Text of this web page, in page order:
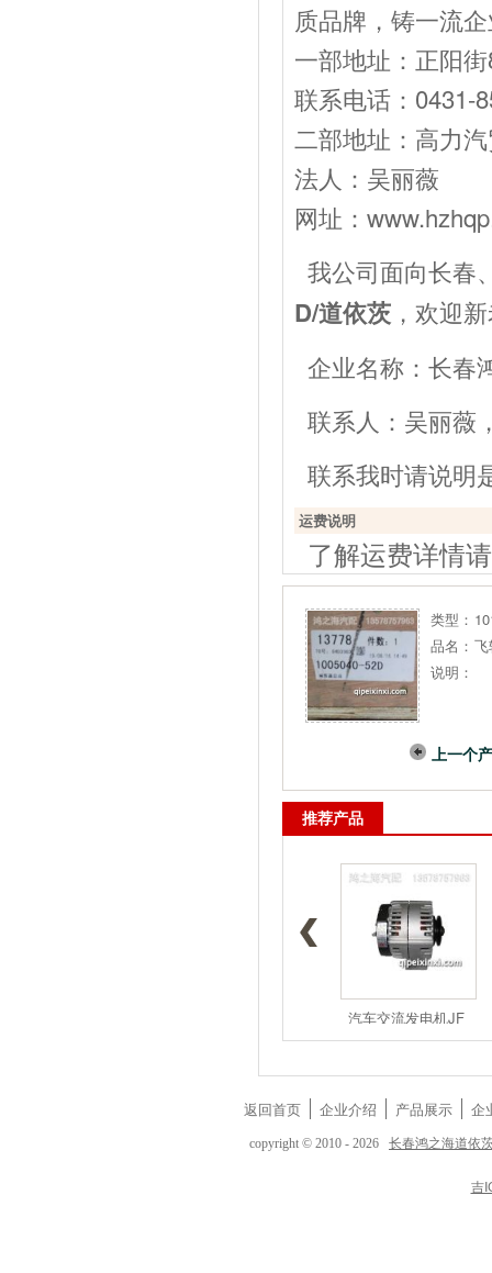
质品牌，铸一流
一部地址：正阳
联系电话：0431-
二部地址：高力
法人：吴丽
网址：
我公司面向长春
D/道依茨 ，欢迎
企业名称：长春
联系人：吴丽薇
联系我时请说明
运费说明
了解运费详情
类型：
品名： 飞
说明：
上一个
推荐产品
汽车交流发电机JF
返回首页 企业介绍 产品展示 企
copyright © 2010 - 2026 长春鸿之海道依
吉